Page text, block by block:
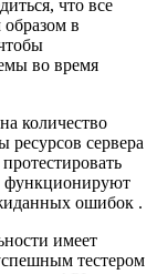
что все
в
во время
количество
ресурсов сервера
функционируют
ошибок .
имеет
тестером